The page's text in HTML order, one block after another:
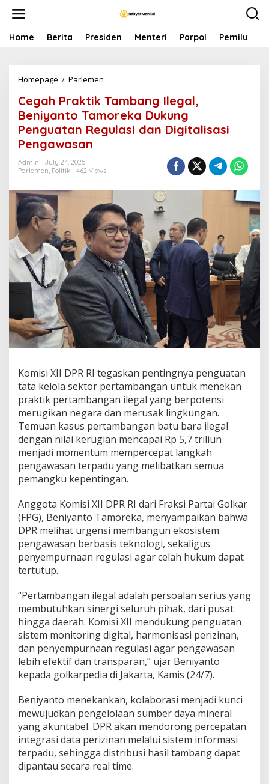
Home Berita Presiden Menteri Parpol Pemilu
Homepage / Parlemen
g
a
h
P
t
T
a
m
b
a
n
g
I
l
e
g
a
l
,
e
n
i
y
a
n
t
T
a
m
r
k
a
D
u
k
g
P
e
n
g
u
a
t
n
R
e
g
u
l
a
s
Cegah Praktik Tambang Ilegal,
Beniyanto Tamoreka Dukung
Penguatan Regulasi dan Digitalisasi
Pengawasan
Admin
July 24, 2025
Parlemen, Politik 462 Views
Komisi XII DPR RI tegaskan pentingnya penguatan
tata kelola sektor pertambangan untuk menekan
praktik pertambangan ilegal yang berpotensi
merugikan negara dan merusak lingkungan.
Temuan kasus pertambangan batu bara ilegal
dengan nilai kerugian mencapai Rp 5,7 triliun
menjadi momentum mempercepat langkah
pengawasan terpadu yang melibatkan semua
pemangku kepentingan.
Anggota Komisi XII DPR RI dari Fraksi Partai Golkar
(FPG), Beniyanto Tamoreka, menyampaikan bahwa
DPR melihat urgensi membangun ekosistem
pengawasan berbasis teknologi, sekaligus
penyempurnaan regulasi agar celah hukum dapat
tertutup.
“Pertambangan ilegal adalah persoalan serius yang
membutuhkan sinergi seluruh pihak, dari pusat
hingga daerah. Komisi XII mendukung penguatan
sistem monitoring digital, harmonisasi perizinan,
dan penyempurnaan regulasi agar pengawasan
lebih efektif dan transparan,” ujar Beniyanto
kepada golkarpedia di Jakarta, Kamis (24/7).
Beniyanto menekankan, kolaborasi menjadi kunci
mewujudkan pengelolaan sumber daya mineral
yang akuntabel. DPR akan mendorong percepatan
integrasi data perizinan melalui sistem informasi
terpadu, sehingga distribusi hasil tambang dapat
dipantau secara real time.